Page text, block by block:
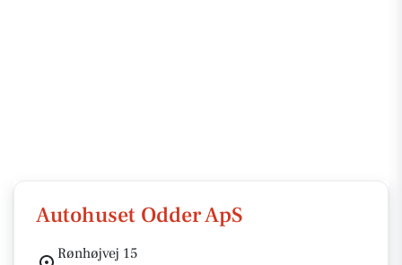
Autohuset Odder ApS
Rønhøjvej 15